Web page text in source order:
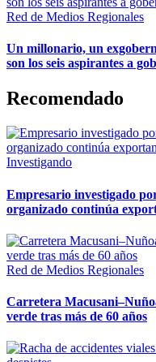
Red de Medios Regionales
Un millonario, un
son los seis aspirantes a
Recomendado
Investigando
Empresario investigado
organizado continúa
Red de Medios Regionales
Carretera
verde tras más de 60 años